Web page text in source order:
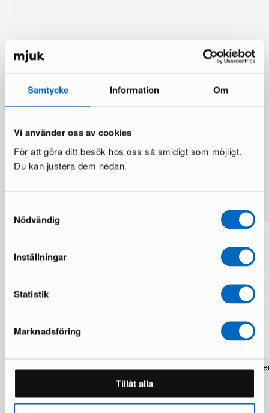
Samtycke Information Om
Vi använder oss av cookies
För att göra ditt besök hos oss så smidigt som möjligt.
Du kan justera dem nedan.
Nödvändig
Inställningar
Statistik
Marknadsföring
Tillåt alla
Mer från samma märke
Rezas Modern Handmade Mix matta
15 924 kr 19 906 kr
Pakistan handknotted
2 934 kr 3 672 kr